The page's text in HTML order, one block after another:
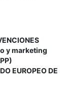
y marketing
EUROPEO DE